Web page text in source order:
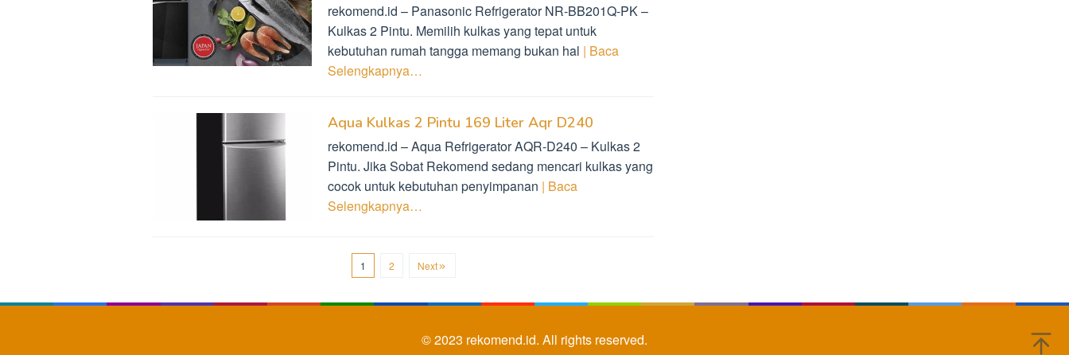
rekomend.id – Panasonic Refrigerator NR-BB201Q-PK –
Kulkas 2 Pintu. Memilih kulkas yang tepat untuk
kebutuhan rumah tangga memang bukan hal | Baca
Selengkapnya…
Aqua Kulkas 2 Pintu 169 Liter Aqr D240
rekomend.id – Aqua Refrigerator AQR-D240 – Kulkas 2
Pintu. Jika Sobat Rekomend sedang mencari kulkas yang
cocok untuk kebutuhan penyimpanan | Baca
Selengkapnya…
1 2 Next
© 2023 rekomend.id. All rights reserved.